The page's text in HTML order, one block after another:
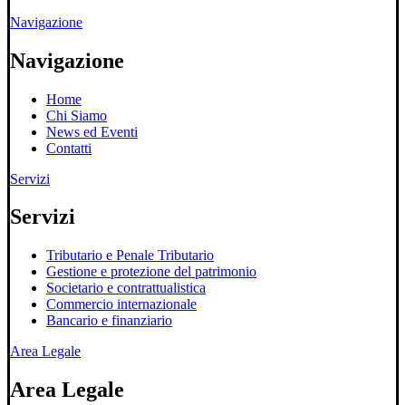
Navigazione
Navigazione
Home
Chi Siamo
News ed Eventi
Contatti
Servizi
Servizi
Tributario e Penale Tributario
Gestione e protezione del patrimonio
Societario e contrattualistica
Commercio internazionale
Bancario e finanziario
Area Legale
Area Legale